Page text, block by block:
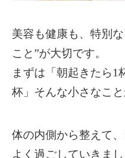
美容も健康も、特別
こと”が大切です。
まずは「朝起きたら1
杯」そんな小さなこと
体の内側から整えて
よく過ごしていきまし